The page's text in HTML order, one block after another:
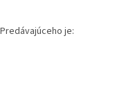
je: